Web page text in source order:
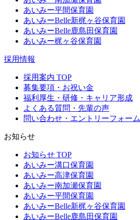
あいみー平間保育園
あいみーBelle新梶ヶ谷保育園
あいみーBelle鹿島田保育園
あいみー梶ヶ谷保育園
採用情報
採用案内 TOP
募集要項・お祝い金
福利厚生・研修・キャリア形成
よくある質問・先輩の声
問い合わせ・エントリーフォーム
お知らせ
お知らせ TOP
あいみー溝口保育園
あいみー高津保育園
あいみー南加瀬保育園
あいみー平間保育園
あいみーBelle新梶ヶ谷保育園
あいみーBelle鹿島田保育園